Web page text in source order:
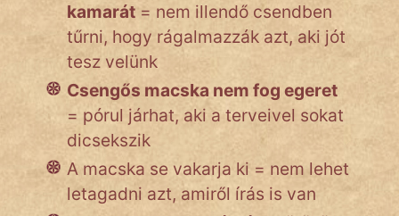
kamarát = nem illendő csendben
tűrni, hogy rágalmazzák azt, aki jót
tesz velünk
Csengős macska nem fog egeret
= pórul járhat, aki a terveivel sokat
dicsekszik
A macska se vakarja ki = nem lehet
letagadni azt, amiről írás is van